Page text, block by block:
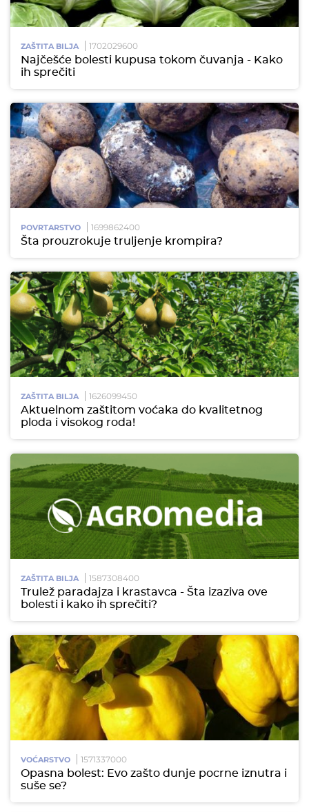
ZAŠTITA BILJA 1702029600
Najčešće bolesti kupusa tokom čuvanja - Kako
ih sprečiti
POVRTARSTVO 1699862400
Šta prouzrokuje truljenje krompira?
ZAŠTITA BILJA 1626099450
Aktuelnom zaštitom voćaka do kvalitetnog
ploda i visokog roda!
ZAŠTITA BILJA 1587308400
Trulež paradajza i krastavca - Šta izaziva ove
bolesti i kako ih sprečiti?
VOĆARSTVO 1571337000
Opasna bolest: Evo zašto dunje pocrne iznutra i
suše se?